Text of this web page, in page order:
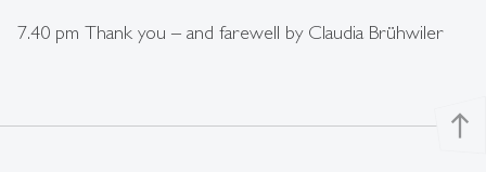
7.40 pm Thank you – and farewell by Claudia Brühwiler
north